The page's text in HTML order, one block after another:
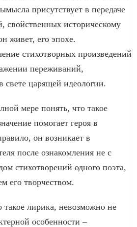
присутствует в передаче
свойственных историческому
живет, его эпохе.
стихотворных произведений
переживаний,
царящей идеологии.
мере понять, что такое
помогает героя в
он возникает в
после ознакомления не с
стихотворений одного поэта,
его творчеством.
такое лирика, невозможно не
особенности –